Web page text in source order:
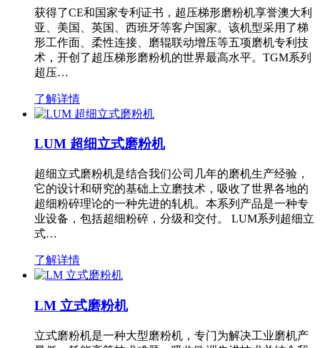
获得了CE和国家专利证书，超压梯形磨粉机享誉澳大利
亚、美国、英国、西班牙等客户国家。该机型采用了梯
形工作面、柔性连接、磨辊联动增压等五项磨机专利技
术，开创了超压梯形磨粉机的世界最高水平。TGM系列
超压…
了解详情
LUM 超细立式磨粉机
超细立式磨粉机是结合我们公司几年的磨机生产经验，
它的设计和研究的基础上立磨技术，吸收了世界各地的
超细粉碎理论的一种先进的轧机。本系列产品是一种专
业设备，包括超细粉碎，分级和交付。 LUM系列超细立
式…
了解详情
LM 立式磨粉机
立式磨粉机是一种大型磨粉机，专门为解决工业磨机产